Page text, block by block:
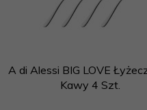
A di Alessi BIG LOVE
Kawy 4 Szt.